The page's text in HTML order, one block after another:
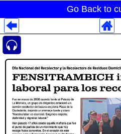
Go Back to
Despliegues Analytics
Despliegues Totales
Despliegues por Rubros